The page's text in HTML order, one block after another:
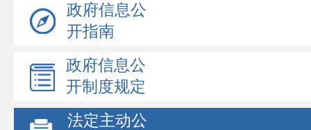
政府信息公
开指南
政府信息公
开制度规定
法定主动公